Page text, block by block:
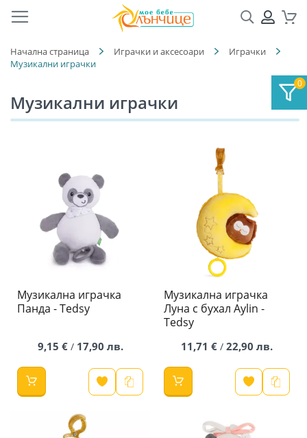
Търсене
Начална страница Играчки и аксесоари
Играчки
Музикални играчки
Музикални играчки
Музикална играчка
Панда - Tedsy
9,15 €/ 17,90 лв.
Музикална играчка
Луна с бухал Aylin -
Tedsy
11,71 € / 22,90 лв.